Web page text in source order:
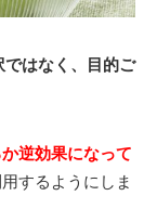
はなく、目的ご
逆効果になって
するようにしま